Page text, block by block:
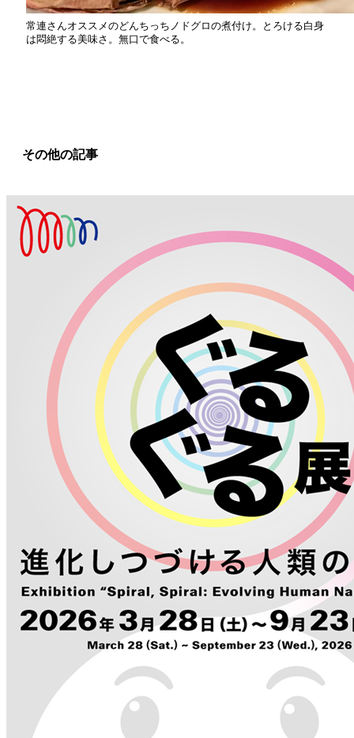
常連さんオススメのどんちっちノドグロの煮付け。とろける白身
は悶絶する美味さ。無口で食べる。
その他の記事